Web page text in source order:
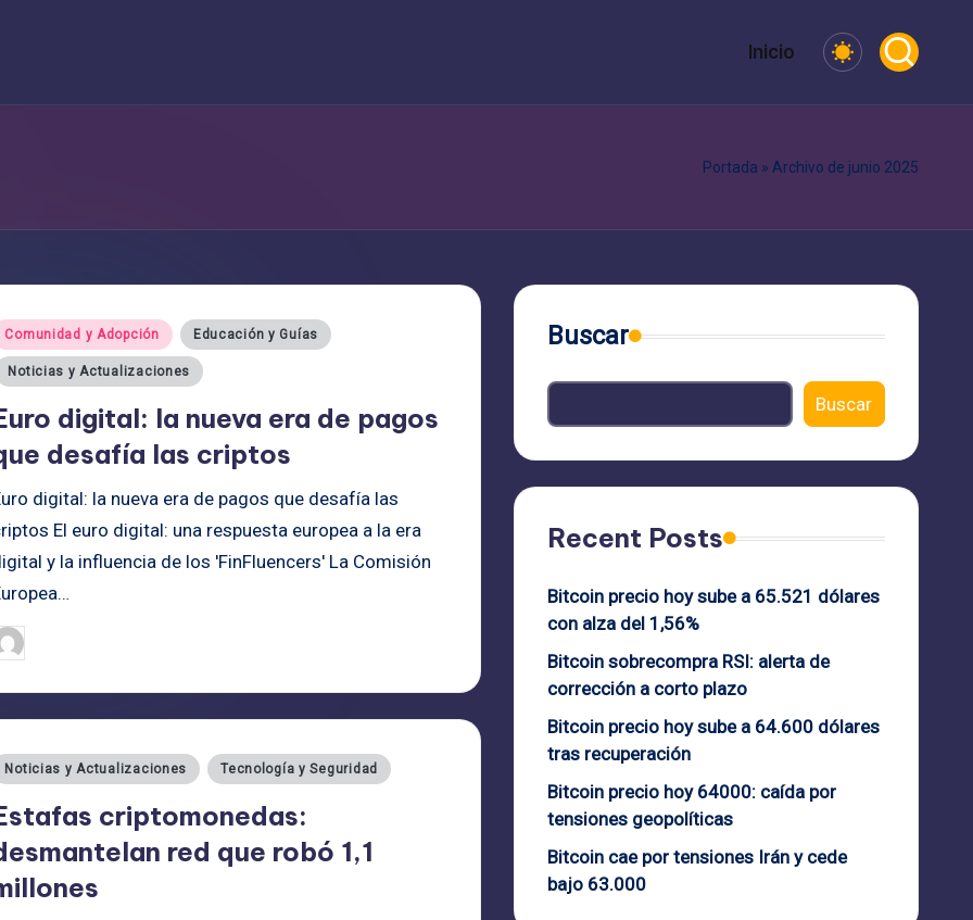
Inicio
Portada » Archivo de junio 2025
Comunidad y Adopción Educación y Guías
Noticias y Actualizaciones
digital: la nueva era de pagos
desafía las criptos
digital: la nueva era de pagos que desafía las
El euro digital: una respuesta europea a la era
y la influencia de los 'FinFluencers' La Comisión
Noticias y Actualizaciones Tecnología y Seguridad
criptomonedas:
red que robó 1,1
Buscar
Buscar
Recent Posts
Bitcoin precio hoy sube a 65.521 dólares
con alza del 1,56%
Bitcoin sobrecompra RSI: alerta de
corrección a corto plazo
Bitcoin precio hoy sube a 64.600 dólares
tras recuperación
Bitcoin precio hoy 64000: caída por
tensiones geopolíticas
Bitcoin cae por tensiones Irán y cede
bajo 63.000